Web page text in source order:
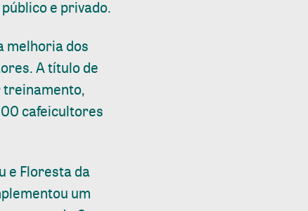
e privado.
melhoria dos
A título de
treinamento,
cafeicultores
e Floresta da
um